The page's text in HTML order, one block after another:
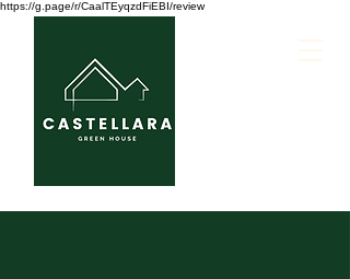
https://g.page/r/CaalTEyqzdFiEBI/review